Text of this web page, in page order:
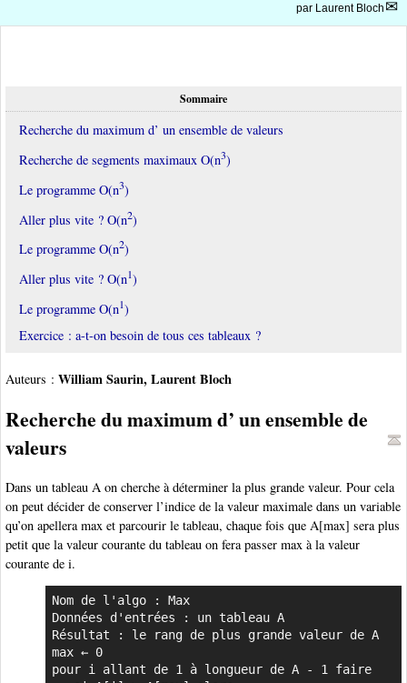
par Laurent Bloch
Sommaire
Recherche du maximum d’ un ensemble de valeurs
Recherche de segments maximaux O(n3)
Le programme O(n3)
Aller plus vite ? O(n2)
Le programme O(n2)
Aller plus vite ? O(n1)
Le programme O(n1)
Exercice : a-t-on besoin de tous ces tableaux ?
Auteurs : William Saurin, Laurent Bloch
Recherche du maximum d’ un ensemble de
valeurs
Dans un tableau A on cherche à déterminer la plus grande valeur. Pour cela
on peut décider de conserver l’indice de la valeur maximale dans un variable
qu’on apellera max et parcourir le tableau, chaque fois que A[max] sera plus
petit que la valeur courante du tableau on fera passer max à la valeur
courante de i.
Nom de l'algo : Max
Données d'entrées : un tableau A
Résultat : le rang de plus grande valeur de A
max ← 0
pour i allant de 1 à longueur de A - 1 faire